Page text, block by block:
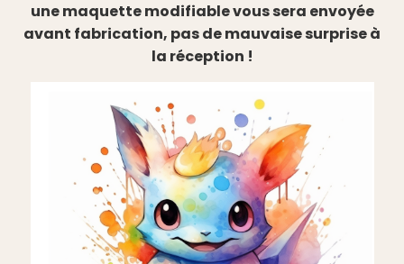
une maquette modifiable vous sera envoyée
avant fabrication, pas de mauvaise surprise à
la réception !